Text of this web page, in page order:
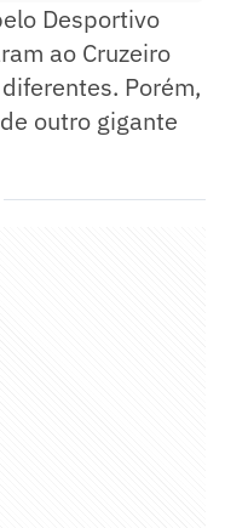
Desportivo
ao Cruzeiro
Porém,
outro gigante